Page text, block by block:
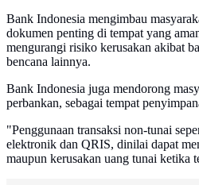
Bank Indonesia mengimbau
dokumen penting di tempat yang
mengurangi risiko kerusakan akibat
bencana lainnya.
Bank Indonesia juga mendorong
perbankan, sebagai tempat
"Penggunaan transaksi non-tunai
elektronik dan QRIS, dinilai dapat
maupun kerusakan uang tunai ketika